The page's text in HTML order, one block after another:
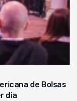
de Bolsas
día